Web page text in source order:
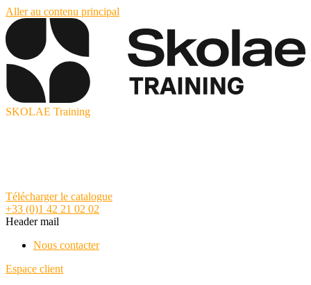
Aller au contenu principal
SKOLAE Training
Télécharger le catalogue
+33 (0)1 42 21 02 02
Header mail
Nous contacter
Espace client